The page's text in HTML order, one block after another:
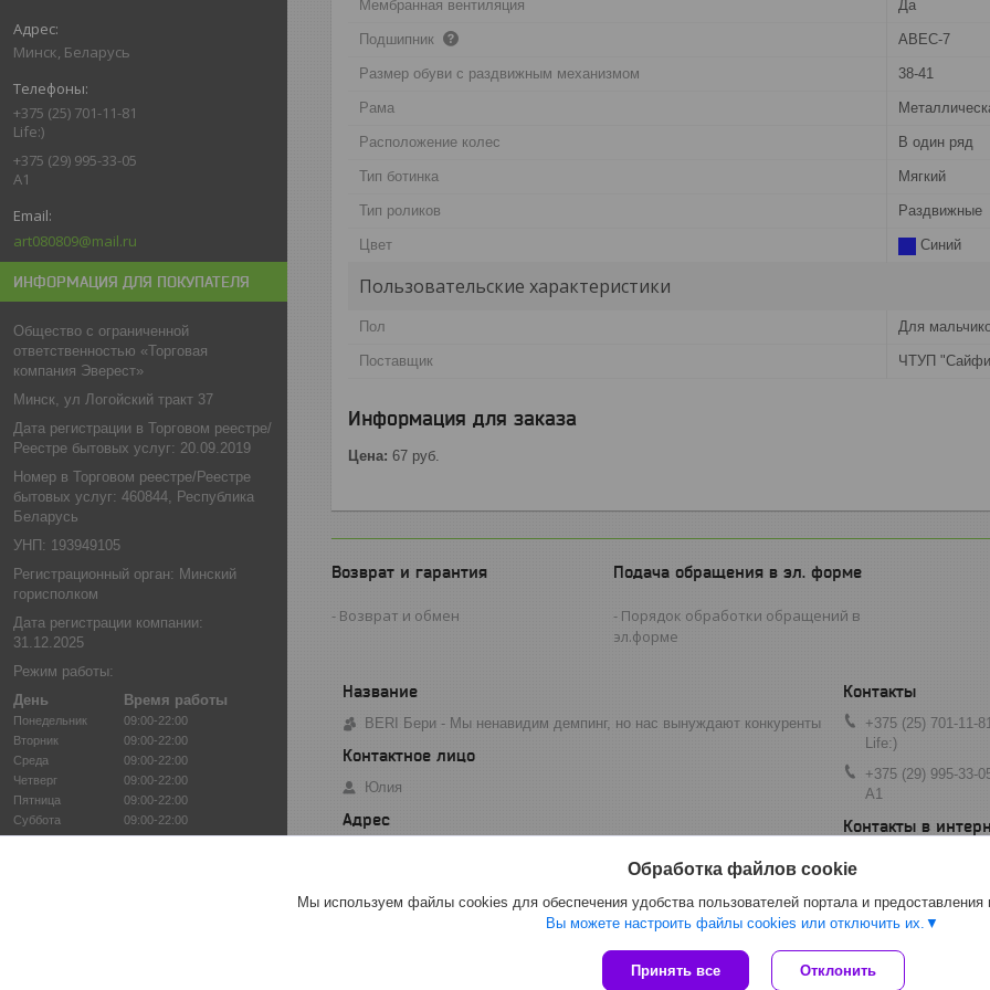
Минск, Беларусь
+375 (25) 701-11-81
Life:)
+375 (29) 995-33-05
A1
art080809@mail.ru
ИНФОРМАЦИЯ ДЛЯ ПОКУПАТЕЛЯ
Общество с ограниченной
ответственностью «Торговая
компания Эверест»
Минск, ул Логойский тракт 37
Дата регистрации в Торговом реестре/
Реестре бытовых услуг: 20.09.2019
Номер в Торговом реестре/Реестре
бытовых услуг: 460844, Республика
Беларусь
УНП: 193949105
Регистрационный орган: Минский
горисполком
Дата регистрации компании:
31.12.2025
Режим работы:
День
Время работы
Понедельник
09:00-22:00
Вторник
09:00-22:00
Среда
09:00-22:00
Четверг
09:00-22:00
Пятница
09:00-22:00
Суббота
09:00-22:00
Воскресенье
09:00-22:00
Мембранная вентиляция Да
Подшипник ABEC-7
Размер обуви с раздвижным механизмом 38-41
Рама
Расположение колес В один ряд
Тип ботинка Мягкий
Тип роликов Раздвижные
Цвет Синий
Пользовательские характеристики
Пол Для
Поставщик ЧТУП "Сайфи
Информация для заказа
Цена: 67 руб.
Возврат и гарантия
Возврат и обмен
Подача обращения в эл. форме
Порядок обработки обращений в
эл.форме
BERI Бери - Мы ненавидим демпинг, но нас вынуждают конкуренты
Юлия
+375 (25) 701-11-81
Life:)
+375 (29) 995-33-
A1
Сайт создан на платформе Deal.by
Обработка файлов cookie
Мы используем файлы cookies для обеспечения удобства пользователей портала и предоставления
Вы можете настроить файлы cookies или отключить их.
Принять все Отклонить